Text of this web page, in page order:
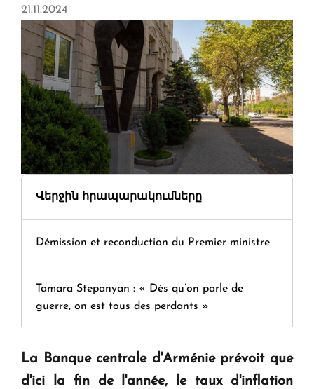
21.11.2024
Վերջին հրապարակումները
Démission et reconduction du Premier ministre
Tamara Stepanyan : « Dès qu’on parle de
guerre, on est tous des perdants »
" Tant qu'il n'existe pas d'alternative concrète, la
La Banque centrale d'Arménie prévoit que
d'ici la fin de l'année, le taux d'inflation